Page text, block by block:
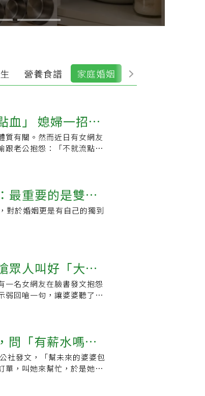
營養食譜 家庭婚姻
血」 媳婦一招反
質有關。然而近日有女網友
跟老公抱怨：「不就流點
最重要的是雙方
對於婚姻更是有自己的獨到
眾人叫好「大快
一名女網友在臉書發文抱怨
弱回嗆一句，讓婆婆聽了當
問「有薪水嗎」
進
社發文，「幫未來的婆婆包
單，叫她來幫忙，於是她整